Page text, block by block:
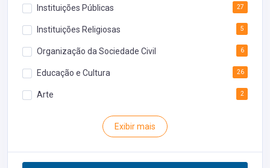
Instituições Públicas 27
Instituições Religiosas 5
Organização da Sociedade Civil 6
Educação e Cultura 26
Arte 2
Exibir mais